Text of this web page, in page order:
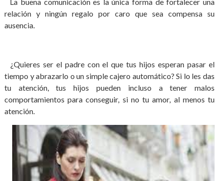
relación y ningún regalo por caro que sea compensa su
ausencia.
¿Quieres ser el padre con el que tus hijos esperan pasar el
tiempo y abrazarlo o un simple cajero automático? Si lo les das
tu atención, tus hijos pueden incluso a tener malos
comportamientos para conseguir, si no tu amor, al menos tu
atención.